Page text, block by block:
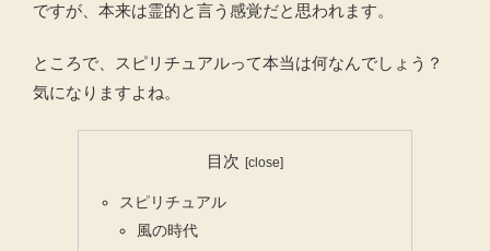
ですが、本来は霊的と言う感覚だと思われます。
ところで、スピリチュアルって本当は何なんでしょう？
気になりますよね。
目次
スピリチュアル
風の時代